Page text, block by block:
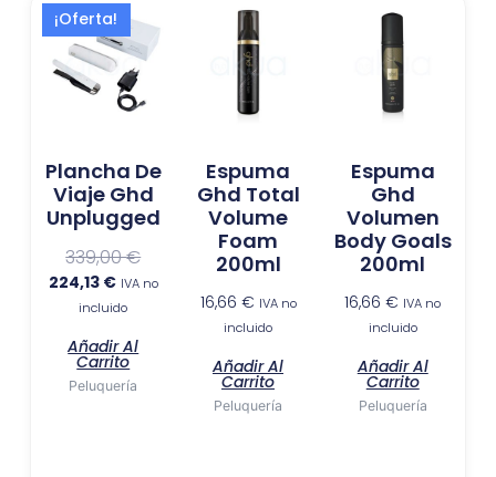
¡Oferta!
Plancha De
Viaje Ghd
Unplugged
339,00€
precio
original
339,00 €.
224,13 €
El
precio
actual
es:
224,13 €.
IVA no
incluido
Añadir Al
Carrito
Peluquería
Espuma
Ghd Total
Volume
Foam
200ml
16,66 € IVA no
incluido
Añadir Al
Carrito
Peluquería
Espuma
Ghd
Volumen
Body Goals
200ml
16,66€ IVA no
incluido
Añadir Al
Carrito
Peluquería